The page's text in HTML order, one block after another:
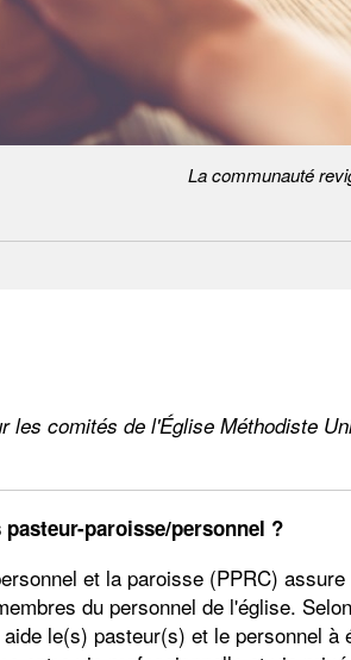
La communauté
comités de l'Église Méthodiste
paroisse/personnel ?
et la paroisse (PPRC)
du personnel de l'église.
le(s) pasteur(s) et le personnel à